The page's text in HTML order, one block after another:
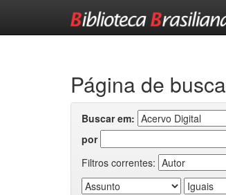
Página de busca
Buscar em:
por
Filtros correntes: